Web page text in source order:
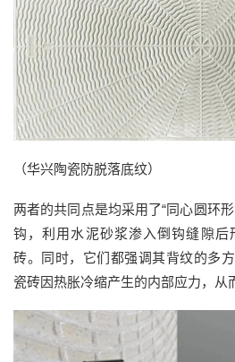
（华兴陶瓷防脱落底纹）
两者的共同点是均采用了“同心圆环
钩，利用水泥砂浆渗入倒钩缝隙后
砖。同时，它们都强调其背纹的多
瓷砖因热胀冷缩产生的内部应力，从